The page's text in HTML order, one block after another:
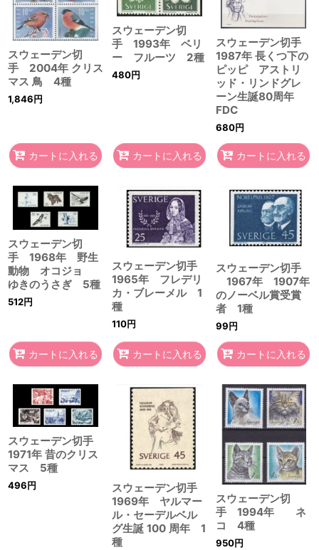
スウェーデン切
手 2004年 クリス
マス 鳥 4種
1,846円
カートに入れる
スウェーデン切
手 1993年 ベリ
ー フルーツ 2種
480円
カートに入れる
スウェーデン切手
1987年 長くつ下の
ピッピ アストリ
ッド・リンドグレ
ーン生誕80周年
FDC
680円
カートに入れる
スウェーデン切
手 1968年 野生
動物 オコジョ
ゆきのうさぎ 5種
512円
カートに入れる
スウェーデン切手
1965年 フレデリ
カ・ブレーメル 1
種
110円
カートに入れる
スウェーデン切手
1967年 1907年
のノーベル賞受賞
者 1種
99円
カートに入れる
スウェーデン切手
1971年 昔のクリス
マス 5種
496円
スウェーデン切手
1969年 ヤルマー
ル・セーデルベル
グ生誕 100 周年 1
種
スウェーデン切
手 1994年 ネ
コ 4種
950円